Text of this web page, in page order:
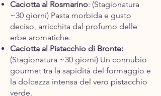
Caciotta al Rosmarino: (Stagionatura
~30 giorni) Pasta morbida e gusto
deciso, arricchita dal profumo delle
erbe aromatiche.
Caciotta al Pistacchio di Bronte:
(Stagionatura ~30 giorni) Un connubio
gourmet tra la sapidità del formaggio e
la dolcezza intensa del vero pistacchio
verde.